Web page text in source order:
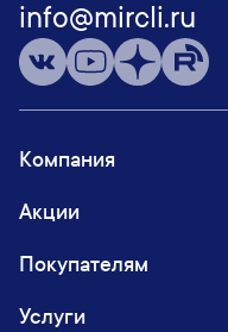
info@mircli.ru
Компания
Акции
Покупателям
Услуги